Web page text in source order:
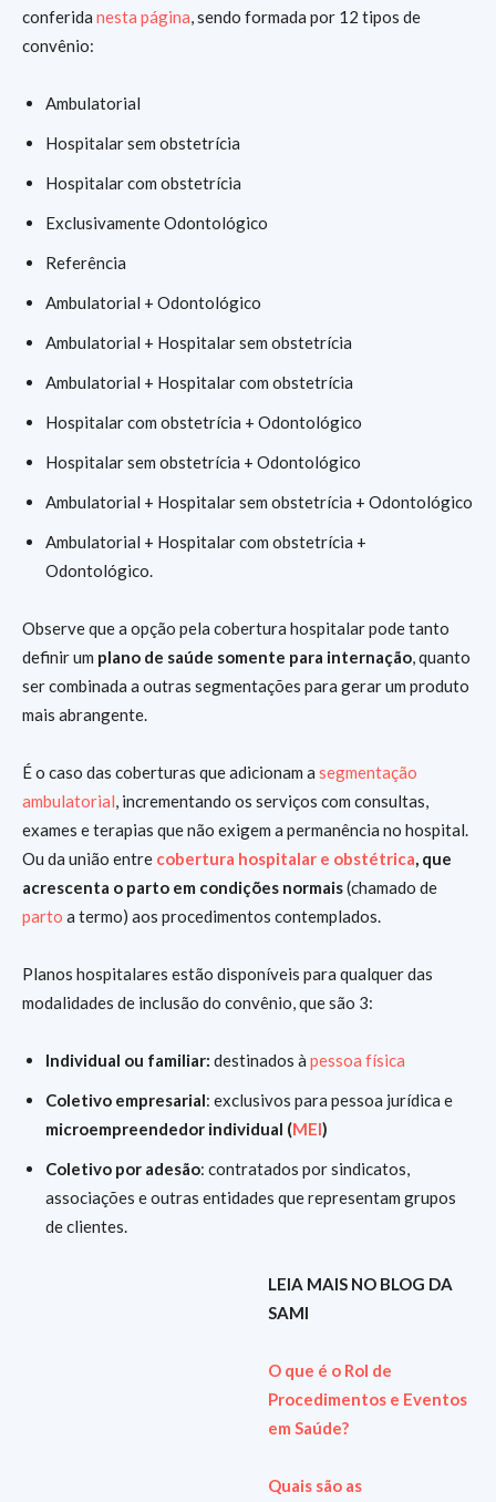
conferida nesta página , sendo formada por 12 tipos de
convênio:
Ambulatorial
Hospitalar sem obstetrícia
Hospitalar com obstetrícia
Exclusivamente Odontológico
Referência
Ambulatorial + Odontológico
Ambulatorial + Hospitalar sem obstetrícia
Ambulatorial + Hospitalar com obstetrícia
Hospitalar com obstetrícia + Odontológico
Hospitalar sem obstetrícia + Odontológico
Ambulatorial + Hospitalar sem obstetrícia + Odontológico
Ambulatorial + Hospitalar com obstetrícia +
Odontológico.
Observe que a opção pela cobertura hospitalar pode tanto
definir um plano de saúde somente para internação , quanto
ser combinada a outras segmentações para gerar um produto
mais abrangente.
É o caso das coberturas que adicionam a segmentação
ambulatorial , incrementando os serviços com consultas,
exames e terapias que não exigem a permanência no hospital.
Ou da união entre cobertura hospitalar e obstétrica , que
acrescenta o parto em condições normais(chamado de
parto a termo) aos procedimentos contemplados.
Planos hospitalares estão disponíveis para qualquer das
modalidades de inclusão do convênio, que são 3:
Individual ou familiar: destinados à pessoa física
Coletivo empresarial: exclusivos para pessoa jurídica e
microempreendedor individual (MEI)
Coletivo por adesão: contratados por sindicatos,
associações e outras entidades que representam grupos
de clientes.
LEIA MAIS NO BLOG DA
SAMI
O que é o Rol de
Procedimentos e Eventos
em Saúde?
Quais são as